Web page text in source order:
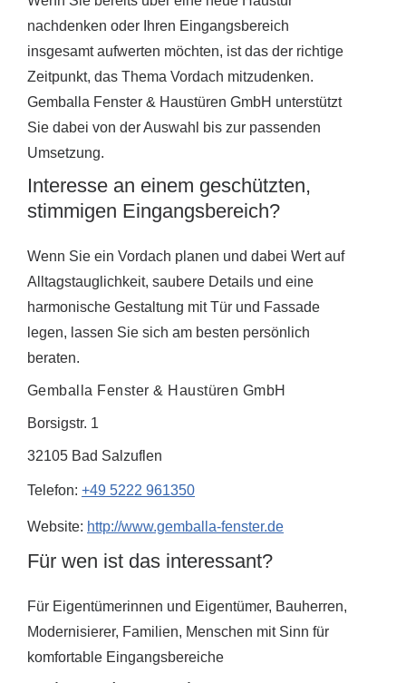
nachdenken oder Ihren Eingangsbereich
insgesamt aufwerten möchten, ist das der richtige
Zeitpunkt, das Thema Vordach mitzudenken.
Gemballa Fenster & Haustüren GmbH unterstützt
Sie dabei von der Auswahl bis zur passenden
Umsetzung.
Interesse an einem geschützten,
stimmigen Eingangsbereich?
Wenn Sie ein Vordach planen und dabei Wert auf
Alltagstauglichkeit, saubere Details und eine
harmonische Gestaltung mit Tür und Fassade
legen, lassen Sie sich am besten persönlich
beraten.
Gemballa Fenster & Haustüren GmbH
Borsigstr. 1
32105 Bad Salzuflen
Telefon: +49 5222 961350
Website: http://www.gemballa-fenster.de
Für wen ist das interessant?
Für Eigentümerinnen und Eigentümer, Bauherren,
Modernisierer, Familien, Menschen mit Sinn für
komfortable Eingangsbereiche